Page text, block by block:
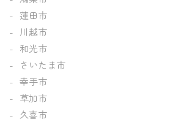
蓮田市
川越市
和光市
さいたま市
幸手市
草加市
久喜市